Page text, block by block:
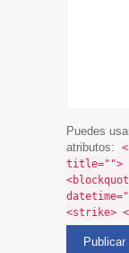
Puedes
atributos:
title="">
<strike>